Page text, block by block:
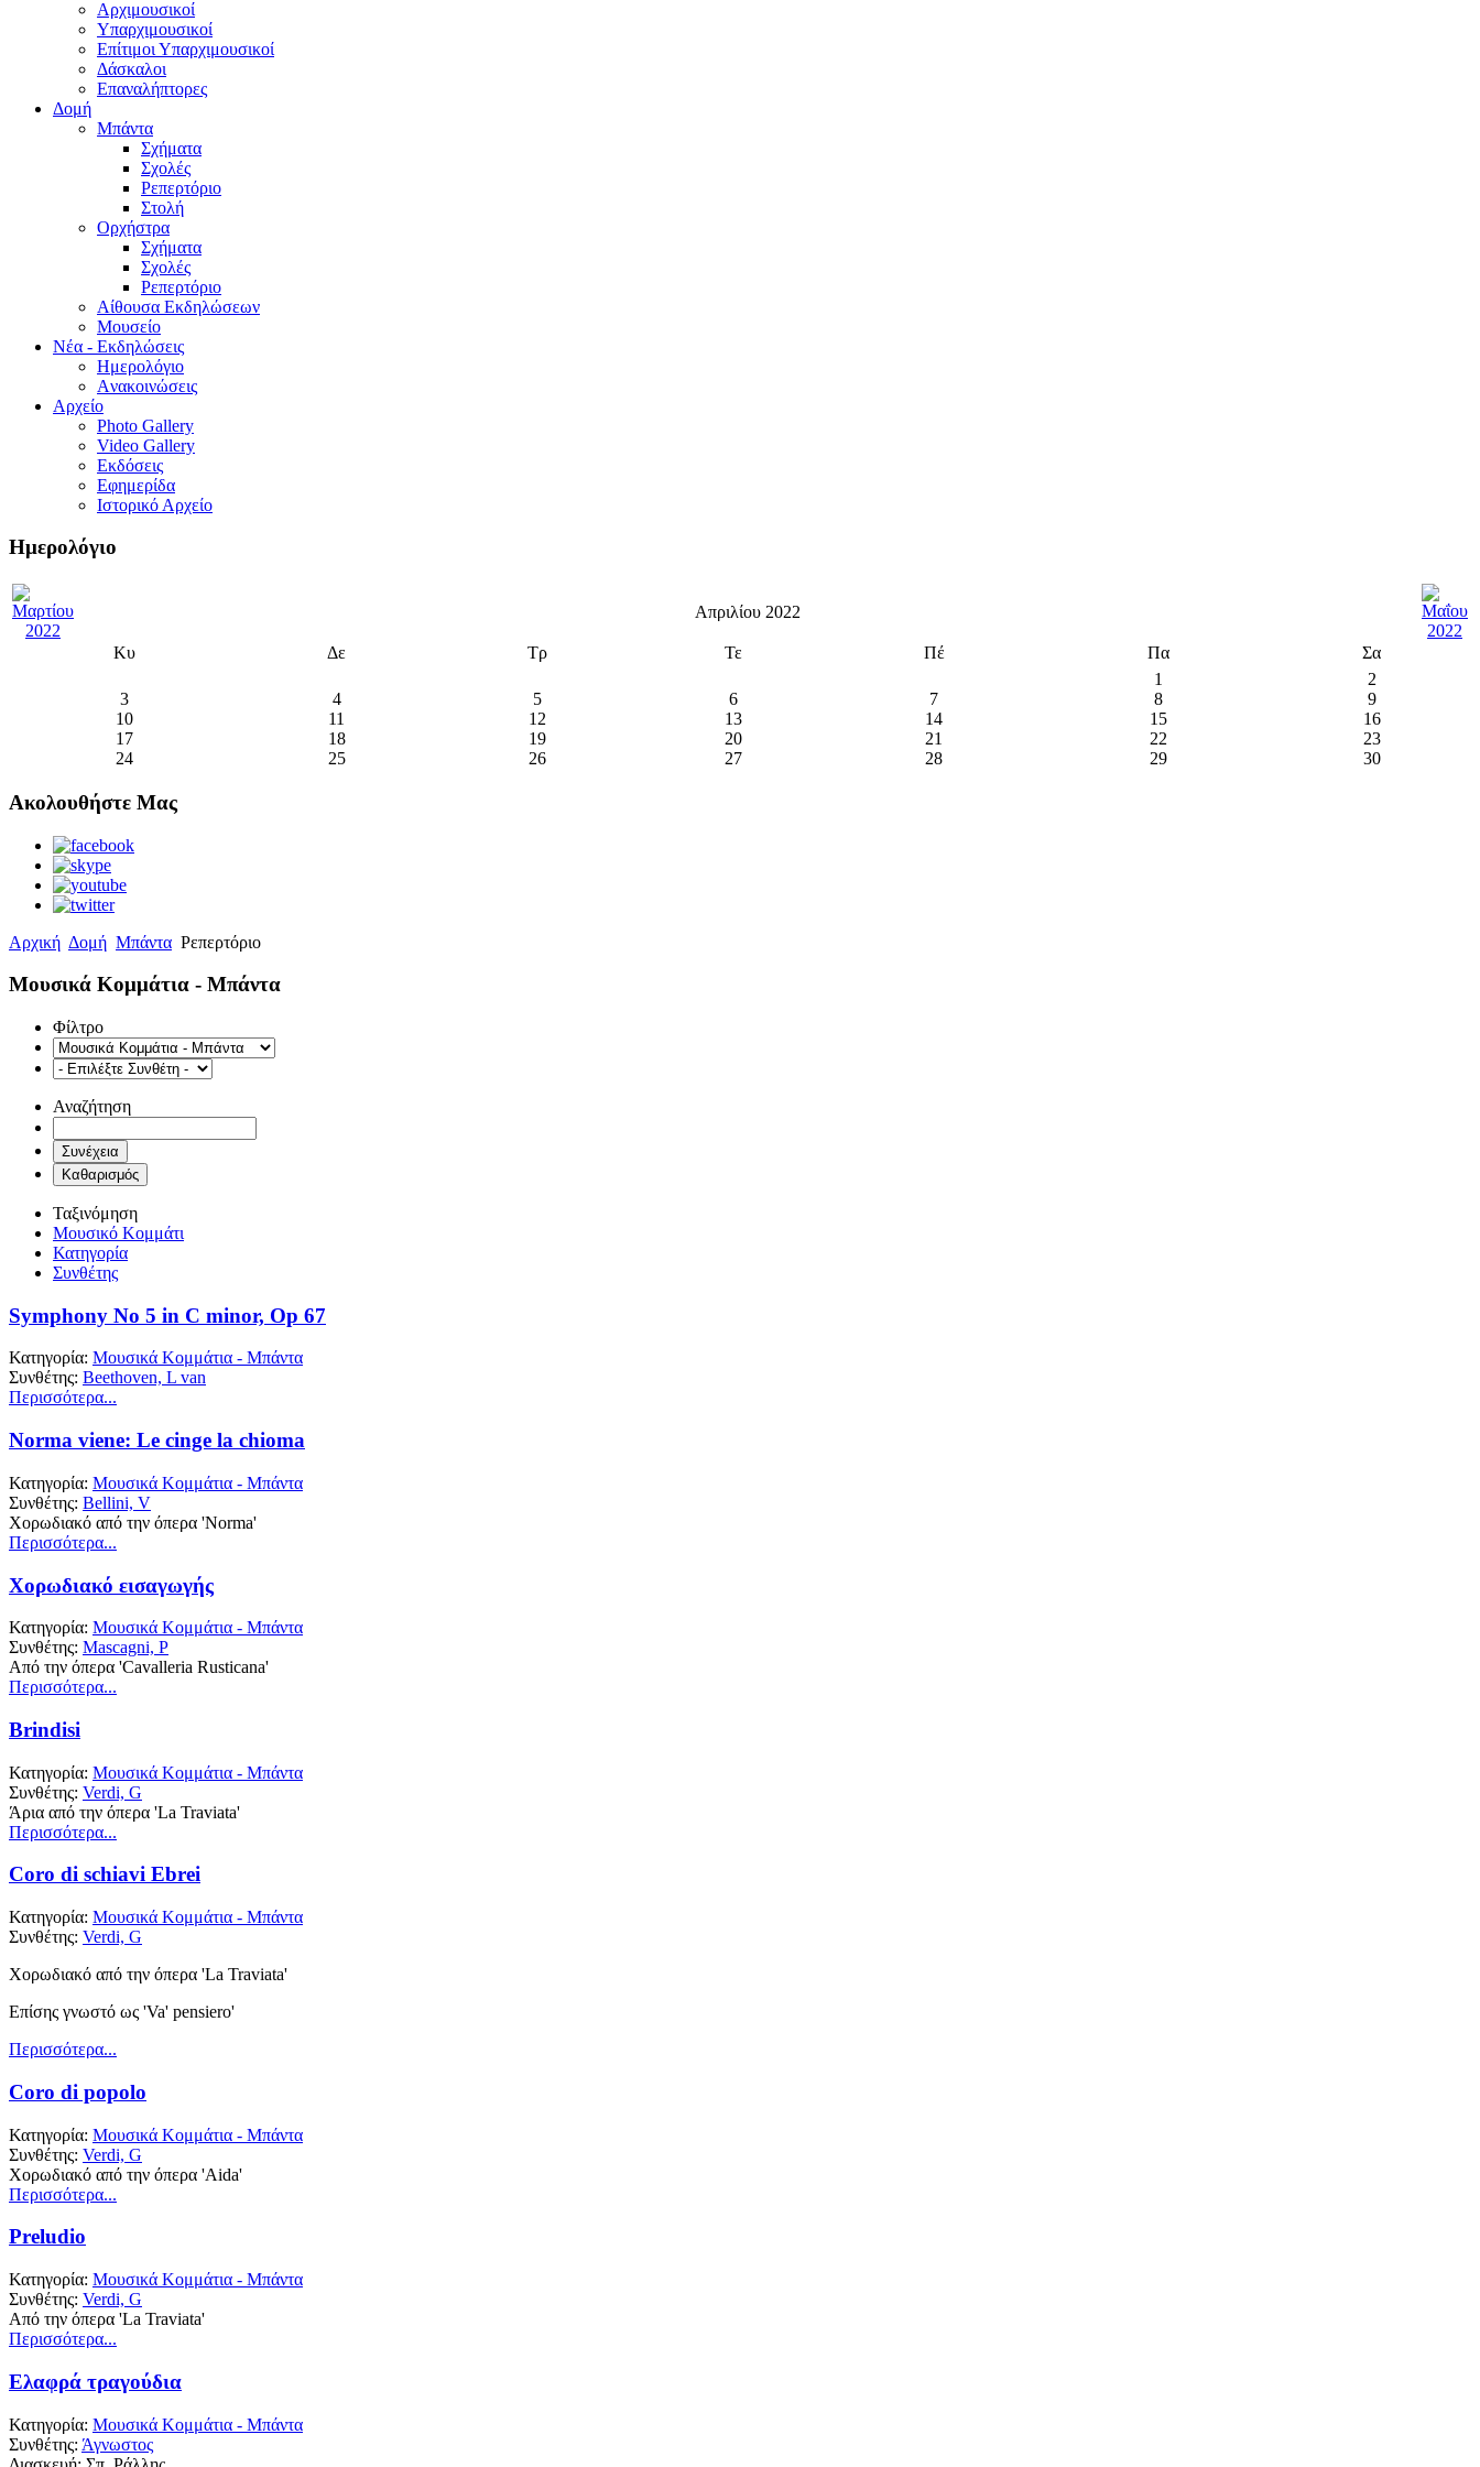
Aρχιμουσικοί
Υπαρχιμουσικοί
Επίτιμοι Υπαρχιμουσικοί
Δάσκαλοι
Επαναλήπτορες
Δομή
Μπάντα
Σχήματα
Σχολές
Ρεπερτόριο
Στολή
Ορχήστρα
Σχήματα
Σχολές
Ρεπερτόριο
Aίθουσα Εκδηλώσεων
Μουσείο
Νέα - Εκδηλώσεις
Ημερολόγιο
Aνακοινώσεις
Αρχείο
Photo Gallery
Video Gallery
Εκδόσεις
Εφημερίδα
Ιστορικό Αρχείο
Ημερολόγιο
Απριλίου 2022
Κυ Δε Τρ Τε Πέ Πα
Σα
1
2
3
4 5 6 7 8
9
10
11 12 13 14 15
16
17
18 19 20 21 22
23
24
25 26 27 28 29 30
Ακολουθήστε Μας
Αρχική Δομή Μπάντα Ρεπερτόριο
Μουσικά Κομμάτια - Μπάντα
Φίλτρο
Αναζήτηση
Ταξινόμηση
Μουσικό Κομμάτι
Κατηγορία
Συνθέτης
Symphony No 5 in C minor, Op 67
Κατηγορία: Μουσικά Κομμάτια - Μπάντα
Συνθέτης: Beethoven, L van
Περισσότερα...
Norma viene: Le cinge la chioma
Κατηγορία: Μουσικά Κομμάτια - Μπάντα
Συνθέτης: Bellini, V
Χορωδιακό από την όπερα 'Norma'
Περισσότερα...
Χορωδιακό εισαγωγής
Κατηγορία: Μουσικά Κομμάτια - Μπάντα
Συνθέτης: Mascagni, P
Από την όπερα 'Cavalleria Rusticana'
Περισσότερα...
Brindisi
Κατηγορία: Μουσικά Κομμάτια - Μπάντα
Συνθέτης: Verdi, G
Άρια από την όπερα 'La Traviata'
Περισσότερα...
Coro di schiavi Ebrei
Κατηγορία: Μουσικά Κομμάτια - Μπάντα
Συνθέτης: Verdi, G
Χορωδιακό από την όπερα 'La Traviata'
Επίσης γνωστό ως 'Va' pensiero'
Περισσότερα...
Coro di popolo
Κατηγορία: Μουσικά Κομμάτια - Μπάντα
Συνθέτης: Verdi, G
Χορωδιακό από την όπερα 'Aida'
Περισσότερα...
Preludio
Κατηγορία: Μουσικά Κομμάτια - Μπάντα
Συνθέτης: Verdi, G
Από την όπερα 'La Traviata'
Περισσότερα...
Ελαφρά τραγούδια
Κατηγορία: Μουσικά Κομμάτια - Μπάντα
Συνθέτης: Άγνωστος